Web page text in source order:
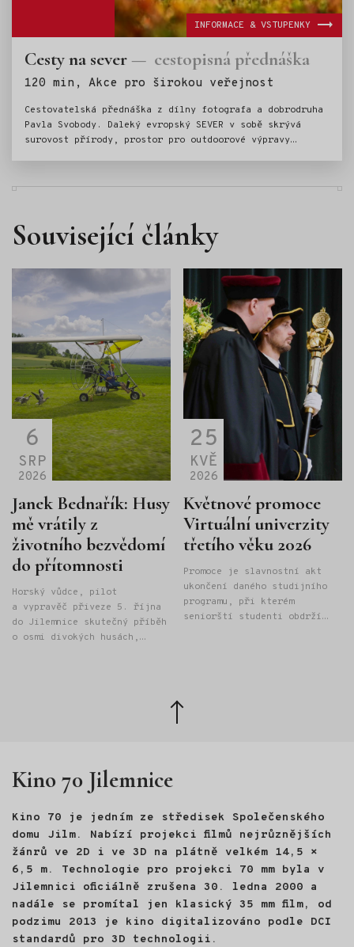
Cesty na sever cestopisná přednáška
120 min, Akce pro širokou veřejnost
Cestovatelská přednáška z dílny fotografa a dobrodruha
Pavla Svobody. Daleký evropský SEVER v sobě skrývá
surovost přírody, prostor pro outdoorové výpravy
INFORMACE & VSTUPENKY
Související články
6
SRP
2026
Janek Bednařík: Husy
mě vrátily z
životního bezvědomí
do přítomnosti
Horský vůdce, pilot
a vypravěč přiveze 5. října
do Jilemnice skutečný příběh
o osmi divokých husách,
a manažerskou práci. Právě
tehdy se ocitl na životní
dál, našel na nečekaném
místě: ve světě divokých
hus. Na Velikonoce roku 2022
se mu vylíhlo osm housat.
Půl roku s nimi žil, učil je
poznávat svět a nakonec
s nimi létal na rogale nad
Českým rájem. Z této
zkušenosti vznikl HUSOPAS -
25
KVĚ
2026
Květnové promoce
Virtuální univerzity
třetího věku 2026
Promoce je slavnostní akt
ukončení daného studijního
programu, při kterém
seniorští studenti obdrží
Zpět
nahoru
Kino 70 Jilemnice
Kino 70 je jedním ze středisek Společenského
domu Jilm. Nabízí projekci filmů nejrůznějších
žánrů ve 2D i ve 3D na plátně velkém 14,5 ×
6,5 m. Technologie pro projekci 70 mm byla v
Jilemnici oficiálně zrušena 30. ledna 2000 a
nadále se promítal jen klasický 35 mm film, od
podzimu 2013 je kino digitalizováno podle DCI
standardů pro 3D technologii.